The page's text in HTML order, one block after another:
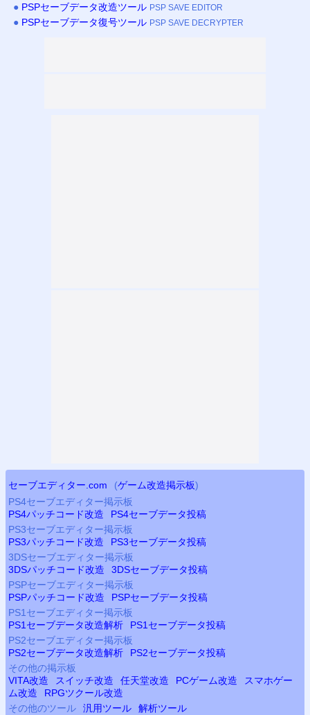
● PSPセーブデータ改造ツール PSP SAVE EDITOR
● PSPセーブデータ復号ツール PSP SAVE DECRYPTER
セーブエディター.com (ゲーム改造掲示板)
PS4セーブエディター掲示板
PS4パッチコード改造 PS4セーブデータ投稿
PS3セーブエディター掲示板
PS3パッチコード改造 PS3セーブデータ投稿
3DSセーブエディター掲示板
3DSパッチコード改造
3DSセーブデータ投稿
PSPセーブエディター掲示板
PSPパッチコード改造 PSPセーブデータ投稿
PS1セーブエディター掲示板
PS1セーブデータ改造解析 PS1セーブデータ投稿
PS2セーブエディター掲示板
PS2セーブデータ改造解析 PS2セーブデータ投稿
その他の掲示板
VITA改造
スイッチ改造 任天堂改造 PCゲーム改造
スマホゲー
ム改造
RPGツクール改造
その他のツール
汎用ツール 解析ツール